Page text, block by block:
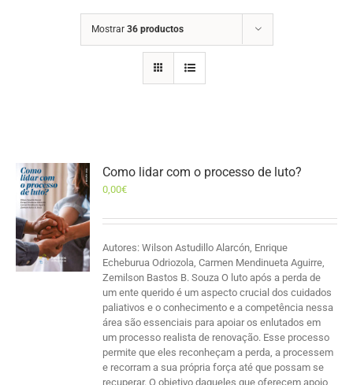
Mostrar 36 productos
Como lidar com o processo de luto?
0,00€
Autores: Wilson Astudillo Alarcón, Enrique
Echeburua Odriozola, Carmen Mendinueta Aguirre,
Zemilson Bastos B. Souza O luto após a perda de
um ente querido é um aspecto crucial dos cuidados
paliativos e o conhecimento e a competência nessa
área são essenciais para apoiar os enlutados em
um processo realista de renovação. Esse processo
permite que eles reconheçam a perda, a processem
e recorram a sua própria força até que possam se
recuperar. O objetivo daqueles que oferecem apoio